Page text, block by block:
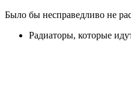
Было бы несправедливо не
Радиаторы, которые